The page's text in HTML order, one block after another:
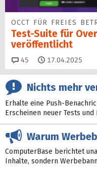
OCCT FÜR FREIES
Test-Suite für
veröffentlicht
45 Kommentare
17.04.2025
Nichts mehr
Erhalte eine Push-
Erscheinen neuer Tests und
Warum
ComputerBase berichtet
Inhalte, sondern